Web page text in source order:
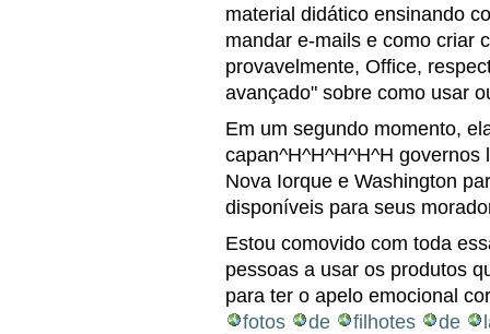
material didático ensinando
mandar e-mails e como criar
provavelmente, Office,
avançado" sobre como usar
Em um segundo momento,
capan^H^H^H^H^H
Nova Iorque e Washington
disponíveis para seus
Estou comovido com toda
pessoas a usar os produtos
para ter o apelo emocional
fotos
de filhotes de